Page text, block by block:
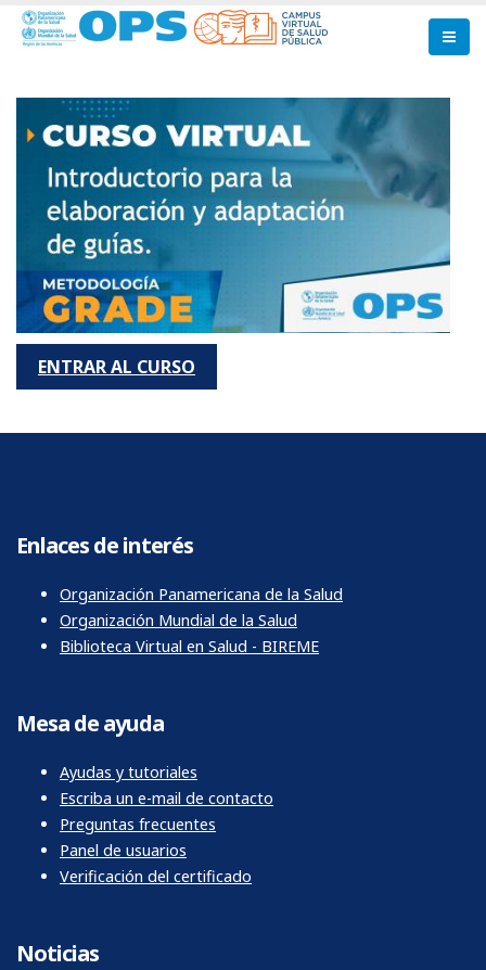
Pasar
ENTRAR AL CURSO
Enlaces de interés
Organización Panamericana de la Salud
Organización Mundial de la Salud
Biblioteca Virtual en Salud - BIREME
Mesa de ayuda
Ayudas y tutoriales
Escriba un e-mail de contacto
Preguntas frecuentes
Panel de usuarios
Verificación del certificado
Noticias